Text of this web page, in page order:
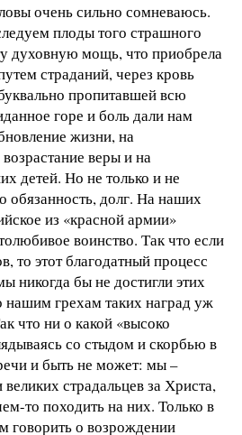
очень сильно сомневаюсь.
плоды того страшного
духовную мощь, что приобрела
страданий, через кровь
пропитавшей всю
горе и боль дали нам
жизни, на
веры и на
детей. Но не только и не
обязанность, долг. На наших
из «красной армии»
воинство. Так что если
то этот благодатный процесс
никогда бы не достигли этих
грехам таких наград уж
что ни о какой «высоко
со стыдом и скорбью в
и быть не может: мы –
страдальцев за Христа,
то походить на них. Только в
говорить о возрождении